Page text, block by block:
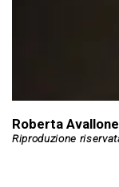
Roberta Avallone